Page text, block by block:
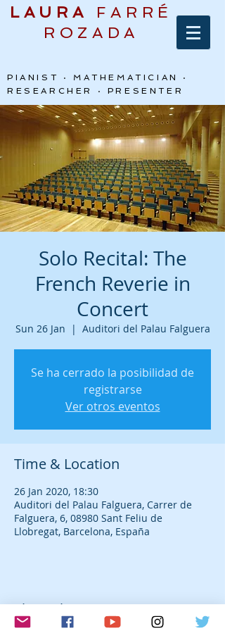
LAURA
FARRÉ
ROZADA
PIANIST · MATHEMATICIAN ·
RESEARCHER · PRESENTER
Solo Recital: The
French Reverie in
Concert
Sun 26 Jan
  |
Auditori del Palau Falguera
Se ha cerrado la posibilidad de
registrarse
Ver otros eventos
Time & Location
26 Jan 2020, 18:30
Auditori del Palau Falguera, Carrer de
Falguera, 6, 08980 Sant Feliu de
Llobregat, Barcelona, España
Share this event